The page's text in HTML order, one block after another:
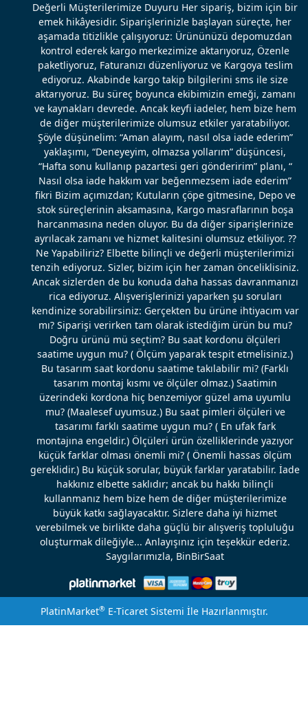
Değerli Müşterilerimize Duyuru Her sipariş, bizim için bir
emek hikâyesidir. Siparişlerinizle başlayan süreçte, her
aşamada titizlikle çalışıyoruz: Ürününüzü depomuzdan
kontrol ederek kargo merkezimize aktarıyoruz, Özenle
paketliyoruz, Faturanızı düzenliyoruz ve Kargoya teslim
ediyoruz. Akabinde kargo takip bilgilerini sms ile size
aktarıyoruz. Bu süreç boyunca ekibimizin emeği, zamanı
ve kaynakları devrede. Ancak keyfi iadeler, hem bize hem
de diğer müşterilerimize olumsuz etkiler yaratabiliyor.
Şöyle düşünelim: “Aman alayım, nasıl olsa iade ederim”
yaklaşımı, “Deneyeyim, olmazsa yollarım” düşüncesi,
“Hafta sonu kullanıp pazartesi geri gönderirim” planı, “
Nasıl olsa iade hakkım var beğenmezsem iade ederim”
fikri Bizim açımızdan; Kutuların çöpe gitmesine, Depo ve
stok süreçlerinin aksamasına, Kargo masraflarının boşa
harcanmasına neden oluyor. Bu da diğer siparişlerinize
ayrılacak zamanı ve hizmet kalitesini olumsuz etkiliyor. ??
Ne Yapabiliriz? Elbette bilinçli ve değerli müşterilerimizi
tenzih ediyoruz. Sizler, bizim için her zaman önceliklisiniz.
Ancak sizlerden de bu konuda daha hassas davranmanızı
rica ediyoruz. Alışverişlerinizi yaparken şu soruları
kendinize sorabilirsiniz: Gerçekten bu ürüne ihtiyacım var
mı? Siparişi verirken tam olarak istediğim ürün bu mu?
Doğru ürünü mü seçtim? Bu saat kordonu ölçüleri
saatime uygun mu? ( Ölçüm yaparak tespit etmelisiniz.)
Bu tasarım saat kordonu saatime takılabilir mi? (Farklı
tasarım montaj kısmı ve ölçüler olmaz.) Saatimin
üzerindeki kordona hiç benzemiyor güzel ama uyumlu
mu? (Maalesef uyumsuz.) Bu saat pimleri ölçüleri ve
tasarımı farklı saatime uygun mu? ( En ufak fark
montajına engeldir.) Ölçüleri ürün özelliklerinde yazıyor
küçük farklar olması önemli mi? ( Önemli hassas ölçüm
gereklidir.) Bu küçük sorular, büyük farklar yaratabilir. İade
hakkınız elbette saklıdır; ancak bu hakkı bilinçli
kullanmanız hem bize hem de diğer müşterilerimize
büyük katkı sağlayacaktır. Sizlere daha iyi hizmet
verebilmek ve birlikte daha güçlü bir alışveriş topluluğu
oluşturmak dileğiyle... Anlayışınız için teşekkür ederiz.
Saygılarımızla, BinBirSaat
PlatinMarket®E-Ticaret Sistemi İle Hazırlanmıştır.